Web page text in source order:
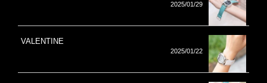
2025/01/29
VALENTINE
2025/01/22